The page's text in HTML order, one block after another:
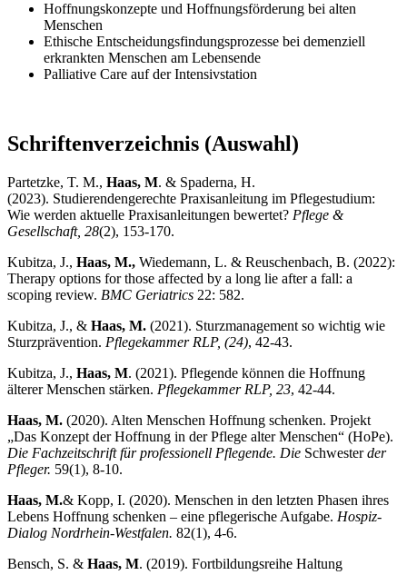
Hoffnungskonzepte und Hoffnungsförderung bei alten
Menschen
Ethische Entscheidungsfindungsprozesse bei demenziell
erkrankten Menschen am Lebensende
Palliative Care auf der Intensivstation
Schriftenverzeichnis (Auswahl)
Partetzke, T. M., Haas, M. & Spaderna, H.
(2023). Studierendengerechte Praxisanleitung im Pflegestudium:
Wie werden aktuelle Praxisanleitungen bewertet? Pflege &
Gesellschaft, 28(2), 153-170.
Kubitza, J., Haas, M., Wiedemann, L. & Reuschenbach, B. (2022):
Therapy options for those affected by a long lie after a fall: a
scoping review. BMC Geriatrics 22: 582.
Kubitza, J., & Haas, M. (2021). Sturzmanagement so wichtig wie
Sturzprävention. Pflegekammer RLP, (24), 42-43.
Kubitza, J., Haas, M. (2021). Pflegende können die Hoffnung
älterer Menschen stärken. Pflegekammer RLP, 23, 42-44.
Haas, M. (2020). Alten Menschen Hoffnung schenken. Projekt
„Das Konzept der Hoffnung in der Pflege alter Menschen“ (HoPe).
Die Fachzeitschrift für professionell Pflegende. Die Schwesterder
Pfleger. 59(1), 8-10.
Haas, M.& Kopp, I. (2020). Menschen in den letzten Phasen ihres
Lebens Hoffnung schenken – eine pflegerische Aufgabe. Hospiz-
Dialog Nordrhein-Westfalen. 82(1), 4-6.
Bensch, S. & Haas, M. (2019). Fortbildungsreihe Haltung